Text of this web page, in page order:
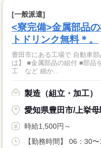
[一般派遣]
<寮完備>金属部品
トドリンク無料＊。
豊田市にある工場で 自動車部品の
は】 ■金属部品の組付 ■部品
工 など 細か...
製造（組立・加工）
愛知県豊田市/上挙母
時給1,500円～
【勤務時間】 06：30